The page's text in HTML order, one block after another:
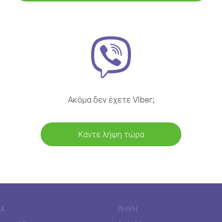
Ακόμα δεν έχετε Viber;
Κάντε λήψη τώρα
ΛΉΨΗ